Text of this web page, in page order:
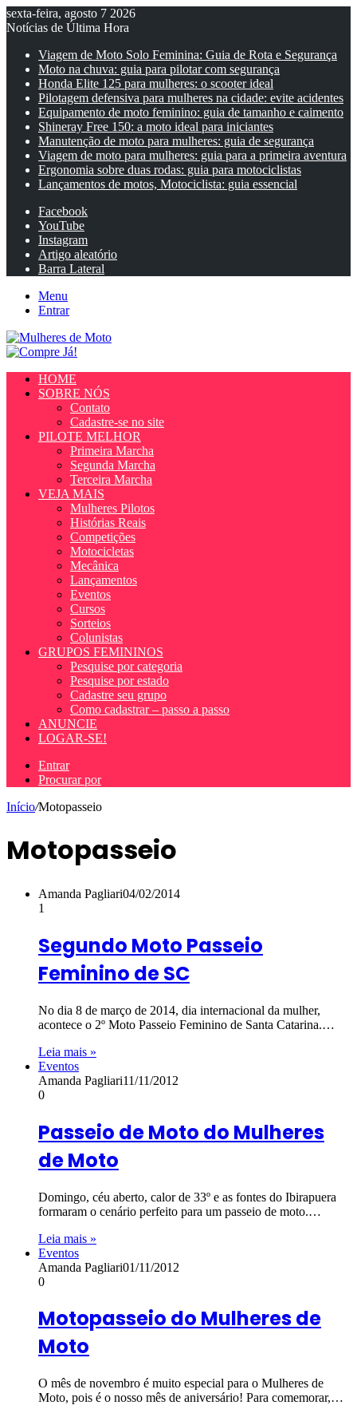
sexta-feira, agosto 7 2026
Notícias de Última Hora
Viagem de Moto Solo Feminina: Guia de Rota e Segurança
Moto na chuva: guia para pilotar com segurança
Honda Elite 125 para mulheres: o scooter ideal
Pilotagem defensiva para mulheres na cidade: evite acidentes
Equipamento de moto feminino: guia de tamanho e caimento
Shineray Free 150: a moto ideal para iniciantes
Manutenção de moto para mulheres: guia de segurança
Viagem de moto para mulheres: guia para a primeira aventura
Ergonomia sobre duas rodas: guia para motociclistas
Lançamentos de motos, Motociclista: guia essencial
Facebook
YouTube
Instagram
Artigo aleatório
Barra Lateral
Menu
Entrar
HOME
SOBRE NÓS
Contato
Cadastre-se no site
PILOTE MELHOR
Primeira Marcha
Segunda Marcha
Terceira Marcha
VEJA MAIS
Mulheres Pilotos
Histórias Reais
Competições
Motocicletas
Mecânica
Lançamentos
Eventos
Cursos
Sorteios
Colunistas
GRUPOS FEMININOS
Pesquise por categoria
Pesquise por estado
Cadastre seu grupo
Como cadastrar – passo a passo
ANUNCIE
LOGAR-SE!
Entrar
Procurar por
Início/Motopasseio
Motopasseio
Amanda Pagliari04/02/2014
1
Segundo Moto Passeio
Feminino de SC
No dia 8 de março de 2014, dia internacional da mulher,
acontece o 2º Moto Passeio Feminino de Santa Catarina.…
Leia mais »
Eventos
Amanda Pagliari11/11/2012
0
Passeio de Moto do Mulheres
de Moto
Domingo, céu aberto, calor de 33º e as fontes do Ibirapuera
formaram o cenário perfeito para um passeio de moto.…
Leia mais »
Eventos
Amanda Pagliari01/11/2012
0
Motopasseio do Mulheres de
Moto
O mês de novembro é muito especial para o Mulheres de
Moto, pois é o nosso mês de aniversário! Para comemorar,…